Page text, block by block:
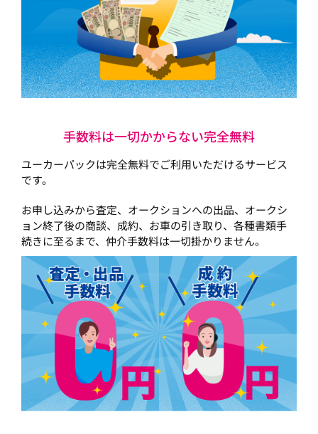
手数料は一切かからない完全無料
ユーカーパックは完全無料でご利用いただけるサービス
です。
お申し込みから査定、オークションへの出品、オークシ
ョン終了後の商談、成約、お車の引き取り、各種書類手
続きに至るまで、仲介手数料は一切掛かりません。